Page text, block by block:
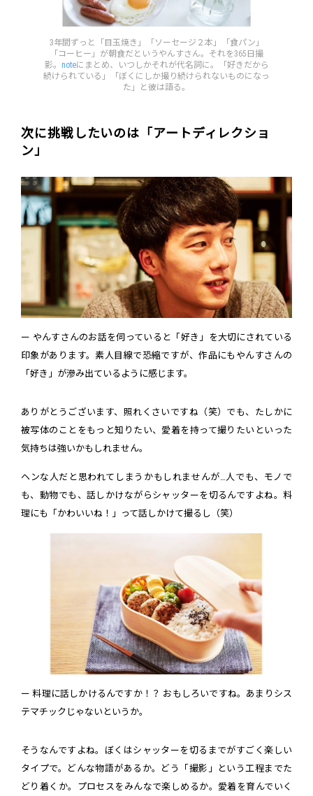
3年間ずっと「目玉焼き」「ソーセージ２本」「食パン」
「コーヒー」が朝食だというやんすさん。それを365日撮
影。
noteにまとめ、いつしかそれが代名詞に。「好きだから
続けられている」「ぼくにしか撮り続けられないものになっ
た」と彼は語る。
次に挑戦したいのは「アートディレクショ
ン」
ー やんすさんのお話を伺っていると「好き」を大切にされている
印象があります。素人目線で恐縮ですが、作品にもやんすさんの
「好き」が滲み出ているように感じます。
ありがとうございます、照れくさいですね（笑）でも、たしかに
被写体のことをもっと知りたい、愛着を持って撮りたいといった
気持ちは強いかもしれません。
ヘンな人だと思われてしまうかもしれませんが…人でも、モノで
も、動物でも、話しかけながらシャッターを切るんですよね。料
理にも「かわいいね！」って話しかけて撮るし（笑）
ー 料理に話しかけるんですか！？ おもしろいですね。あまりシス
テマチックじゃないというか。
そうなんですよね。ぼくはシャッターを切るまでがすごく楽しい
タイプで。どんな物語があるか。どう「撮影」という工程までた
どり着くか。プロセスをみんなで楽しめるか。愛着を育んでいく